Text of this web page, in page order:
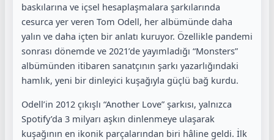
baskılarına ve içsel hesaplaşmalara şarkılarında
cesurca yer veren Tom Odell, her albümünde daha
yalın ve daha içten bir anlatı kuruyor. Özellikle pandemi
sonrası dönemde ve 2021’de yayımladığı “Monsters”
albümünden itibaren sanatçının şarkı yazarlığındaki
hamlık, yeni bir dinleyici kuşağıyla güçlü bağ kurdu.
Odell’in 2012 çıkışlı “Another Love” şarkısı, yalnızca
Spotify’da 3 milyarı aşkın dinlenmeye ulaşarak
kuşağının en ikonik parçalarından biri hâline geldi. İlk